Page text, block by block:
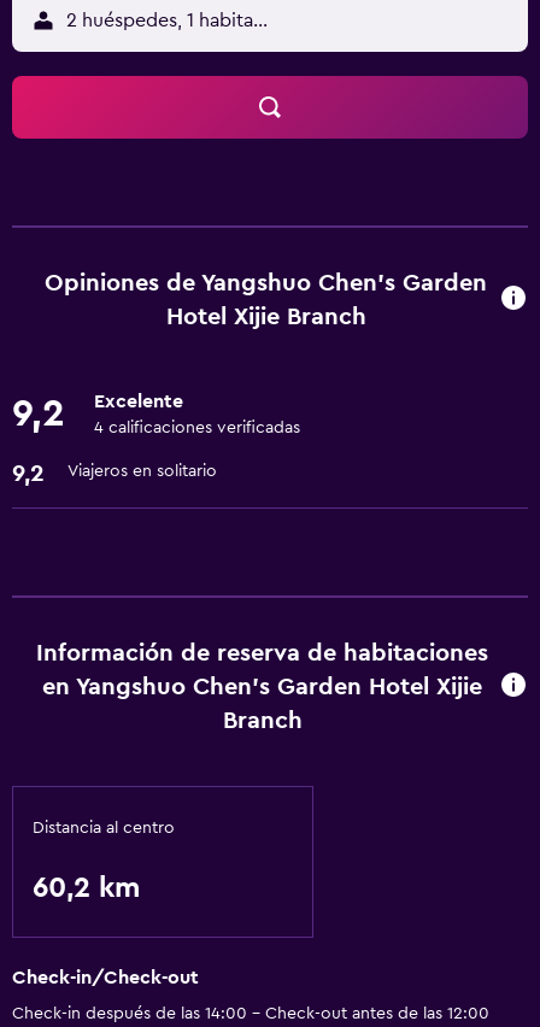
2 huéspedes, 1 habitación
Opiniones de Yangshuo Chen's Garden
Hotel Xijie Branch
9,2 Excelente
4 calificaciones verificadas
9,2 Viajeros en solitario
Información de reserva de habitaciones
en Yangshuo Chen's Garden Hotel Xijie
Branch
Distancia al centro
60,2 km
Check-in/Check-out
Check-in después de las 14:00 - Check-out antes de las 12:00